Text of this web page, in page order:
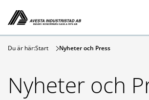
Hoppa till innehåll
Avesta Industristad
Du är här:Start Nyheter och Press
Nyheter och